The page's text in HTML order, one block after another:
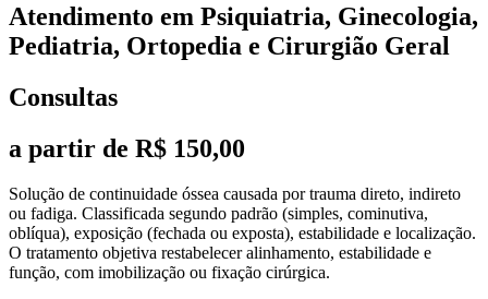
Atendimento em Psiquiatria, Ginecologia,
Pediatria, Ortopedia e Cirurgião Geral
Consultas
a partir de R$ 150,00
Solução de continuidade óssea causada por trauma direto, indireto
ou fadiga. Classificada segundo padrão (simples, cominutiva,
oblíqua), exposição (fechada ou exposta), estabilidade e localização.
O tratamento objetiva restabelecer alinhamento, estabilidade e
função, com imobilização ou fixação cirúrgica.